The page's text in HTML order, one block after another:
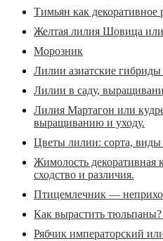
Тимьян как декоративное
Желтая лилия Шовица
Морозник
Лилии азиатские гибриды
Лилии в саду,
Лилия Мартагон или
выращиванию и уходу.
Цветы лилии: сорта, виды
Жимолость декоративная
сходство и различия.
Птицемлечник —
Как вырастить
Рябчик императорский